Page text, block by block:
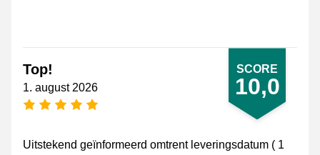
SCORE
10,0
Top!
1. august 2026
[_General:NumberOfStarsPluralFormat]
Uitstekend geïnformeerd omtrent leveringsdatum ( 1